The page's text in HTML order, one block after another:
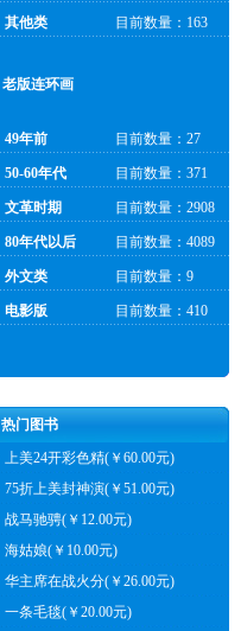
其他类 目前数量：163
老版连环画
49年前 目前数量：27
50-60年代 目前数量：371
文革时期 目前数量：2908
80年代以后 目前数量：4089
外文类 目前数量：9
电影版 目前数量：410
热门图书
上美24开彩色精(￥60.00元)
75折上美封神演(￥51.00元)
战马驰骋(￥12.00元)
海姑娘(￥10.00元)
华主席在战火分(￥26.00元)
一条毛毯(￥20.00元)